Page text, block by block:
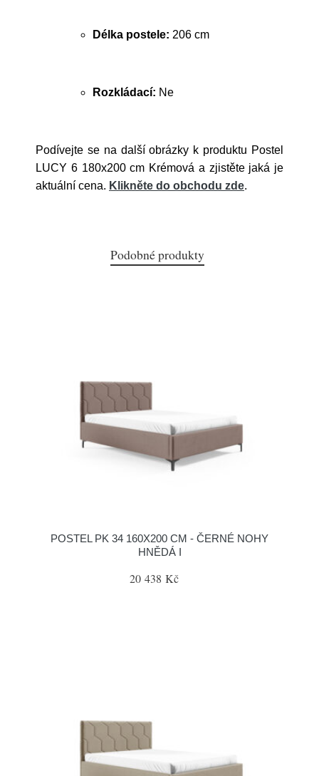
Délka postele: 206 cm
Rozkládací: Ne
Podívejte se na další obrázky k produktu Postel
LUCY 6 180x200 cm Krémová a zjistěte jaká je
aktuální cena. Klikněte do obchodu zde.
Podobné produkty
POSTEL PK 34 160X200 CM - ČERNÉ NOHY
HNĚDÁ I
20 438 Kč